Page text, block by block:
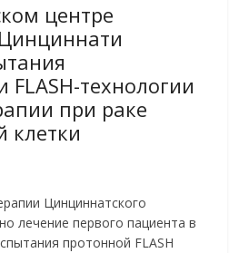
центре
FLASH-технологии
при раке
клетки
Цинциннатского
лечение первого пациента в
протонной FLASH